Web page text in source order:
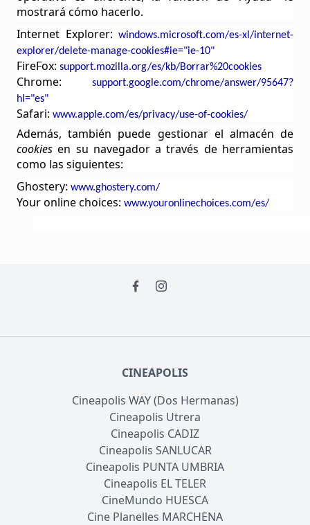
mostrará cómo hacerlo.
Internet Explorer: windows.microsoft.com/es-xl/internet-
explorer/delete-manage-cookies#ie="ie-10"
FireFox: support.mozilla.org/es/kb/Borrar%20cookies
Chrome: support.google.com/chrome/answer/95647?
hl="es"
Safari: www.apple.com/es/privacy/use-of-cookies/
Además, también puede gestionar el almacén de
cookies en su navegador a través de herramientas
como las siguientes:
Ghostery: www.ghostery.com/
Youronlinechoices: www.youronlinechoices.com/es/
CINEAPOLIS
Cineapolis WAY (Dos Hermanas)
Cineapolis Utrera
Cineapolis CADIZ
Cineapolis SANLUCAR
Cineapolis PUNTA UMBRIA
Cineapolis EL TELER
CineMundo HUESCA
Cine Planelles MARCHENA